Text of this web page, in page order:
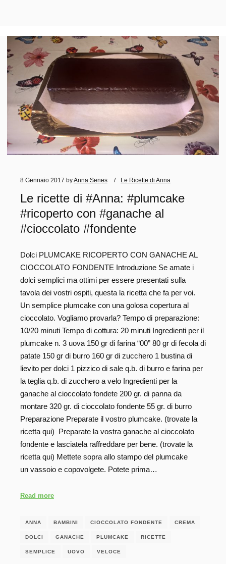
8 Gennaio 2017 byAnna Senes Le Ricette di Anna
Le ricette di #Anna: #plumcake
#ricoperto con #ganache al
#cioccolato #fondente
Dolci PLUMCAKE RICOPERTO CON GANACHE AL
CIOCCOLATO FONDENTE Introduzione Se amate i
dolci semplici ma ottimi per essere presentati sulla
tavola dei vostri ospiti, questa la ricetta che fa per voi.
Un semplice plumcake con una golosa copertura al
cioccolato. Vogliamo provarla? Tempo di preparazione:
10/20 minuti Tempo di cottura: 20 minuti Ingredienti per il
plumcake n. 3 uova 150 gr di farina “00” 80 gr di fecola di
patate 150 gr di burro 160 gr di zucchero 1 bustina di
lievito per dolci 1 pizzico di sale q.b. di burro e farina per
la teglia q.b. di zucchero a velo Ingredienti per la
ganache al cioccolato fondete 200 gr. di panna da
montare 320 gr. di cioccolato fondente 55 gr. di burro
Preparazione Preparate il vostro plumcake. (trovate la
ricetta qui) Preparate la vostra ganache al cioccolato
fondente e lasciatela raffreddare per bene. (trovate la
ricetta qui) Mettete sopra allo stampo del plumcake
un vassoio e copovolgete. Potete prima…
Read more
ANNA BAMBINI CIOCCOLATO FONDENTE CREMA
DOLCI GANACHE PLUMCAKE RICETTE
SEMPLICE UOVO VELOCE